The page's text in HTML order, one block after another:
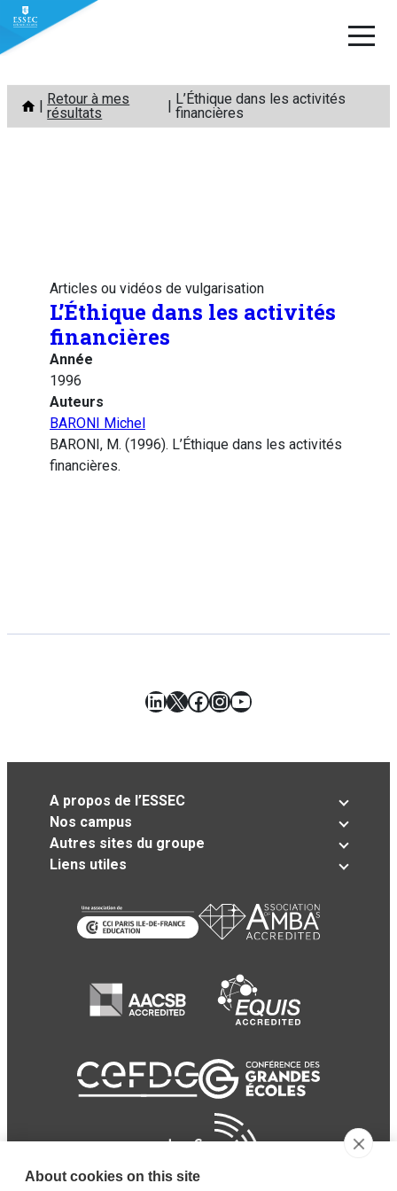
Aller
contenu
Retour à mes
résultats
L’Éthique dans les activités
financières
Articles ou vidéos de vulgarisation
L’Éthique dans les activités
financières
Année
1996
Auteurs
BARONI Michel
BARONI, M. (1996). L’Éthique dans les activités
financières.
LinkedIn
X Facebook
Instagram
YouTube
A propos de l’ESSEC
Nos campus
Autres sites du groupe
Liens utiles
About cookies on this site